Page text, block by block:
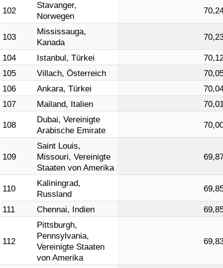
102
Stavanger,
Norwegen
103
Mississauga,
Kanada
104 Istanbul, Türkei
105
Villach, Österreich
106
Ankara, Türkei
107
Mailand, Italien
108
Dubai, Vereinigte
Arabische Emirate
109
Saint Louis,
Missouri, Vereinigte
Staaten von Amerika
110
Kaliningrad,
Russland
111 Chennai, Indien
112
Pittsburgh,
Pennsylvania,
Vereinigte Staaten
von Amerika